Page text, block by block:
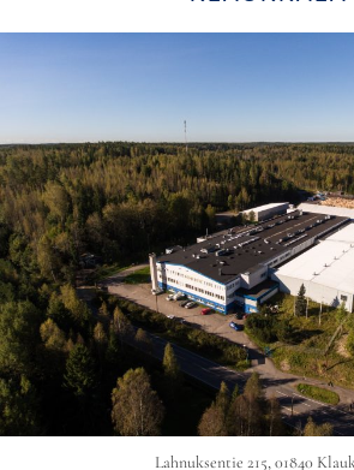
Lahnuksentie 215, 01840